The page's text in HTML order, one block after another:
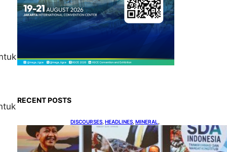
RECENT POSTS
DISCOURSES HEADLINES MINERAL
Bahlil Luncurkan 10 Buku
Rekam Jejak Kepemimpinan